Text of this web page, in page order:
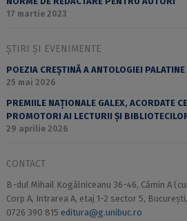
17 martie 2023
ȘTIRI ȘI EVENIMENTE
POEZIA CREȘTINĂ A ANTOLOGIEI
25 mai 2026
PREMIILE NAȚIONALE GALEX, ACORDATE
PROMOTORI AI LECTURII ȘI
29 aprilie 2026
CONTACT
B-dul Mihail Kogălniceanu 36-46, Cămin A
Corp A, Intrarea A, etaj 1-2 sector 5,
0726 390 815 editura@g.unibuc.ro